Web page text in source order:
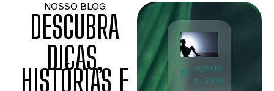
NOSSO BLOG
DESCUBRA
DICAS,
HISTÓRIAS E
agosto
8, 2019